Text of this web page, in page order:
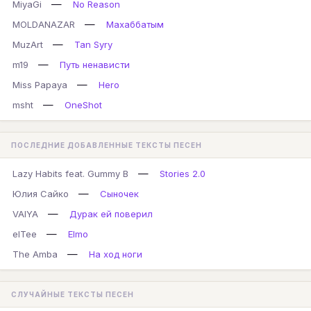
MiyaGi
—
No Reason
MOLDANAZAR
—
Махаббатым
MuzArt
—
Tan Syry
m19
—
Путь ненависти
Miss Papaya
—
Hero
msht
— OneShot
ПОСЛЕДНИЕ ДОБАВЛЕННЫЕ ТЕКСТЫ ПЕСЕН
Lazy Habits feat. Gummy B —
Stories 2.0
Юлия Сайко
—
Сыночек
VAIYA
—
Дурак ей поверил
elTee
—
Elmo
The Amba
— На ход ноги
СЛУЧАЙНЫЕ ТЕКСТЫ ПЕСЕН